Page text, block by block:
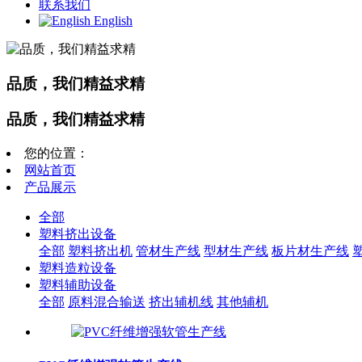
联系我们
English
品质，我们精益求精
品质，我们精益求精
您的位置：
网站首页
产品展示
全部
塑料挤出设备
全部 塑料挤出机 管材生产线 型材生产线 板片材生产线
塑料造粒设备
塑料辅助设备
全部 原料混合输送 挤出辅机线 其他辅机